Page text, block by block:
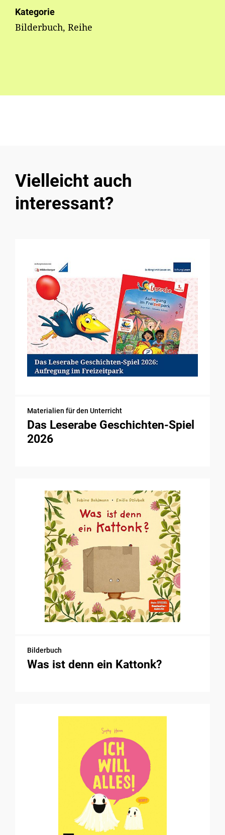
Kategorie
Bilderbuch, Reihe
Vielleicht auch
interessant?
Materialien für den Unterricht
Das Leserabe Geschichten-Spiel
2026
Bilderbuch
Was ist denn ein Kattonk?